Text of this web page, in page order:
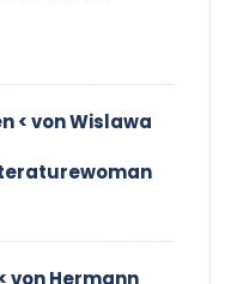
< von Wislawa
von Hermann